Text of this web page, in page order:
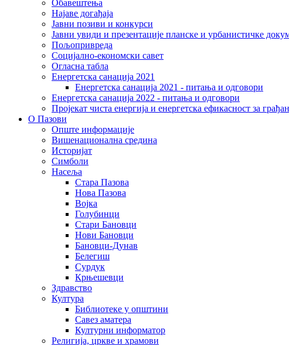
Обавештења
Најаве догађаја
Јавни позиви и конкурси
Јавни увиди и презентације планске и урбанистичке
Пољопривреда
Социјално-економски сaвет
Огласна табла
Енергетска санација 2021
Енергетска санација 2021 - питања и одговори
Енергетска санација 2022 - питања и одговори
Пројекат чиста енергија и енергетска ефикасност за
О Пазови
Опште информације
Вишенационална средина
Историјат
Симболи
Насеља
Стара Пазова
Нова Пазова
Војка
Голубинци
Стари Бановци
Нови Бановци
Бановци-Дунав
Белегиш
Сурдук
Крњешевци
Здравство
Култура
Библиотеке у општини
Савез аматера
Културни информатор
Религија, цркве и храмови